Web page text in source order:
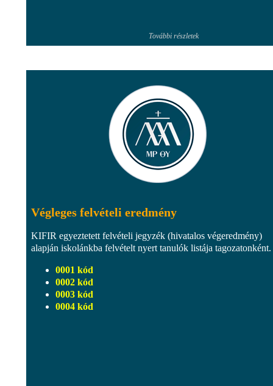
További részletek
Végleges felvételi eredmény
KIFIR egyeztetett felvételi jegyzék (hivatalos végeredmény)
alapján iskolánkba felvételt nyert tanulók listája tagozatonként.
0001 kód
0002 kód
0003 kód
0004 kód